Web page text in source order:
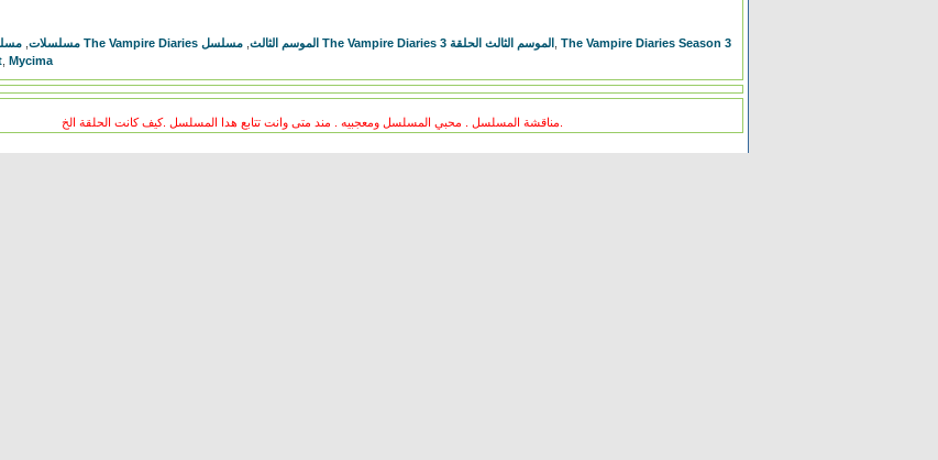
مسلسلات مسلسل The Vampire Diaries الموسم الثالث مسلسل The Vampire Diaries الموسم الثالث الحلقة 3 The Vampire Diaries Season 3
Mycima